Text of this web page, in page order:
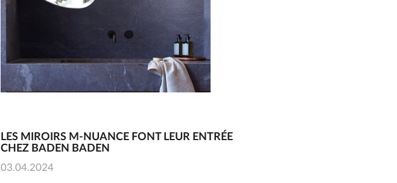
LES MIROIRS M-NUANCE FONT LEUR ENTRÉE
CHEZ BADEN BADEN
03.04.2024